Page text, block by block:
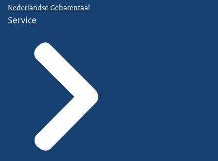
Nederlandse Gebarentaal
Service